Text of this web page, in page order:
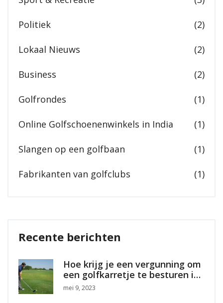
Politiek (2)
Lokaal Nieuws (2)
Business (2)
Golfrondes (1)
Online Golfschoenenwinkels in India (1)
Slangen op een golfbaan (1)
Fabrikanten van golfclubs (1)
Recente berichten
Hoe krijg je een vergunning om
een golfkarretje te besturen in
Florida?
mei 9, 2023